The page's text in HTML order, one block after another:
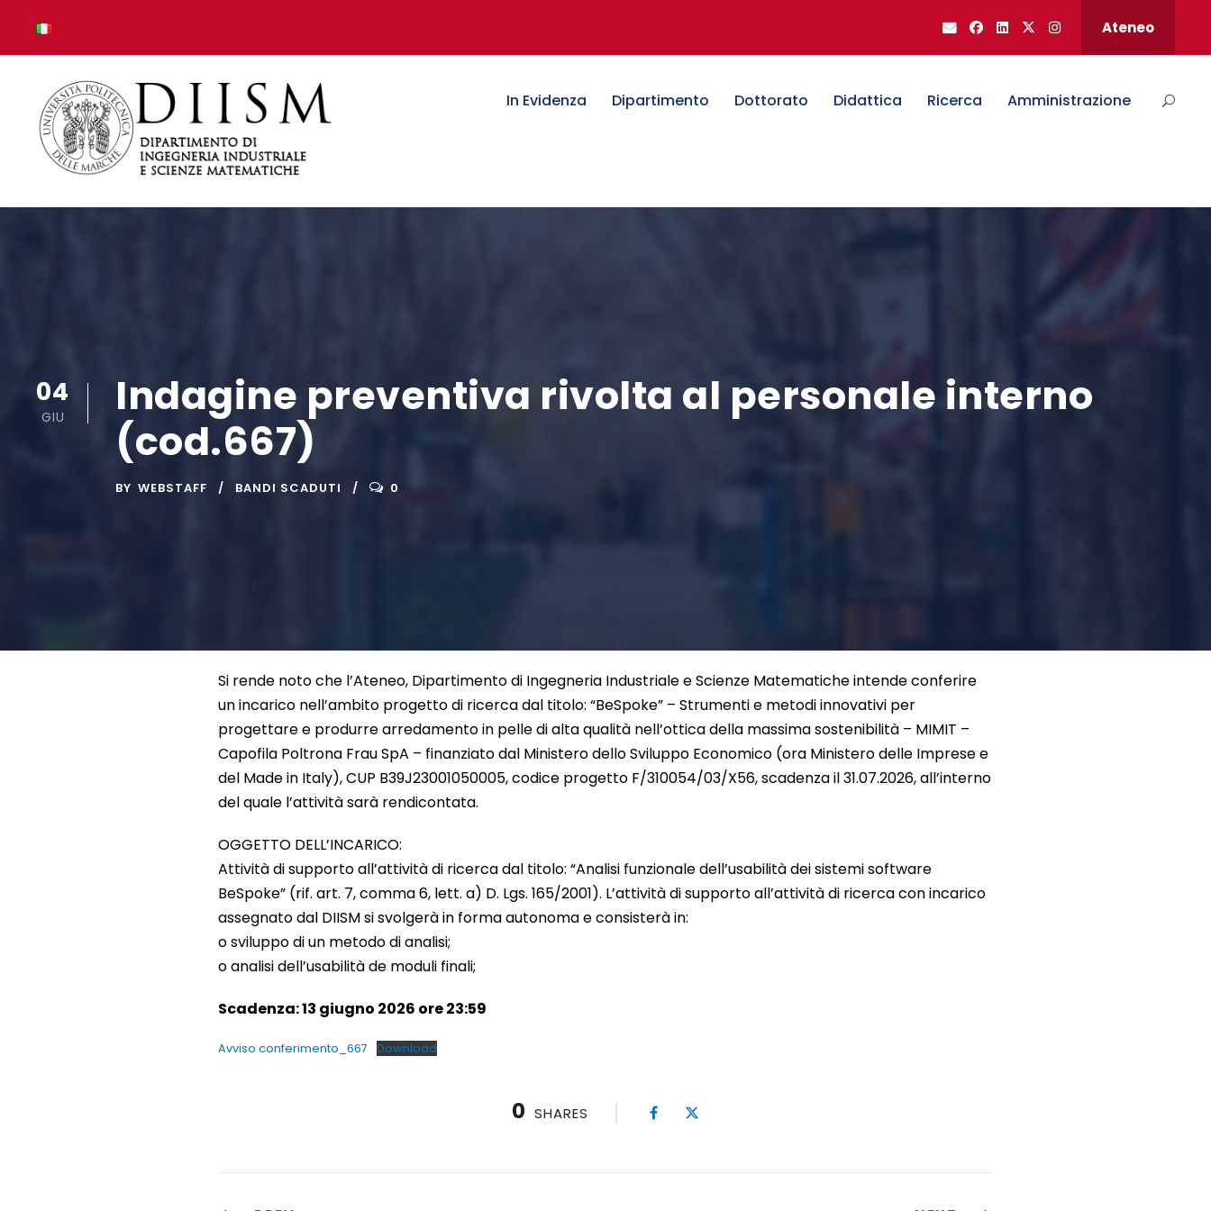
Ateneo
In Evidenza Dipartimento Dottorato Didattica Ricerca Amministrazione
04
GIU
Indagine preventiva rivolta al personale interno
(cod.667)
BY WEBSTAFF BANDI SCADUTI 0
Si rende noto che l’Ateneo, Dipartimento di Ingegneria Industriale e Scienze Matematiche intende conferire
un incarico nell’ambito progetto di ricerca dal titolo: “BeSpoke” – Strumenti e metodi innovativi per
progettare e produrre arredamento in pelle di alta qualità nell’ottica della massima sostenibilità – MIMIT –
Capofila Poltrona Frau SpA – finanziato dal Ministero dello Sviluppo Economico (ora Ministero delle Imprese e
del Made in Italy), CUP B39J23001050005, codice progetto F/310054/03/X56, scadenza il 31.07.2026, all’interno
del quale l’attività sarà rendicontata.
OGGETTO DELL’INCARICO:
Attività di supporto all’attività di ricerca dal titolo: “Analisi funzionale dell’usabilità dei sistemi software
BeSpoke” (rif. art. 7, comma 6, lett. a) D. Lgs. 165/2001). L’attività di supporto all’attività di ricerca con incarico
assegnato dal DIISM si svolgerà in forma autonoma e consisterà in:
o sviluppo di un metodo di analisi;
o analisi dell’usabilità de moduli finali;
Scadenza: 13 giugno 2026 ore 23:59
Avviso conferimento_667 Download
0 SHARES